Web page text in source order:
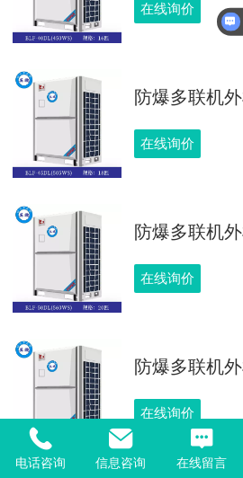
在线询价
防爆多联机
在线询价
防爆多联机
在线询价
防爆多联机
在线询价
电话咨询 信息咨询 在线留言